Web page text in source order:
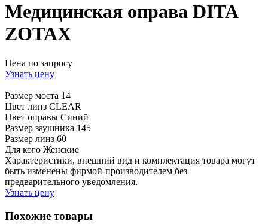
Медицинская оправа DITA
ZOTAX
Цена по запросу
Узнать цену
Размер моста 14
Цвет линз CLEAR
Цвет оправы Синий
Размер заушника 145
Размер линз 60
Для кого Женские
Характеристики, внешний вид и комплектация товара могут
быть изменены фирмой-производителем без
предварительного уведомления.
Узнать цену
Похожие товары